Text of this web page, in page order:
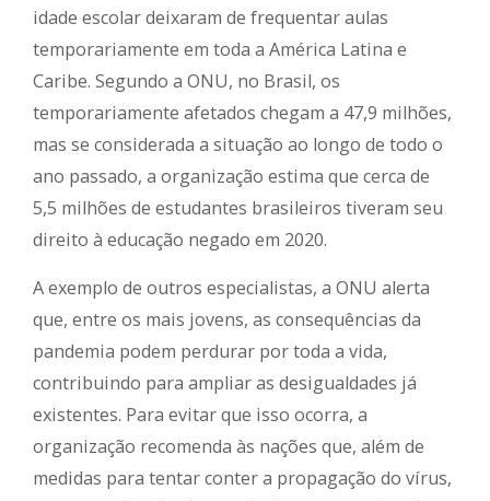
idade escolar deixaram de frequentar aulas
temporariamente em toda a América Latina e
Caribe. Segundo a ONU, no Brasil, os
temporariamente afetados chegam a 47,9 milhões,
mas se considerada a situação ao longo de todo o
ano passado, a organização estima que cerca de
5,5 milhões de estudantes brasileiros tiveram seu
direito à educação negado em 2020.
A exemplo de outros especialistas, a ONU alerta
que, entre os mais jovens, as consequências da
pandemia podem perdurar por toda a vida,
contribuindo para ampliar as desigualdades já
existentes. Para evitar que isso ocorra, a
organização recomenda às nações que, além de
medidas para tentar conter a propagação do vírus,